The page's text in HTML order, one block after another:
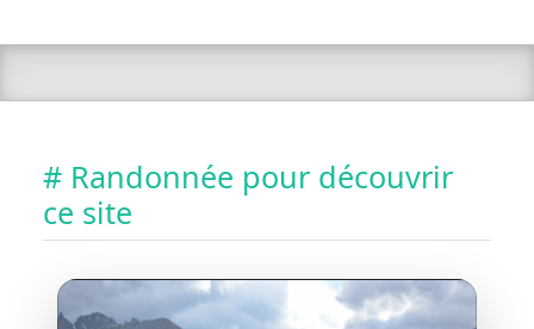
# Randonnée pour découvrir
ce site